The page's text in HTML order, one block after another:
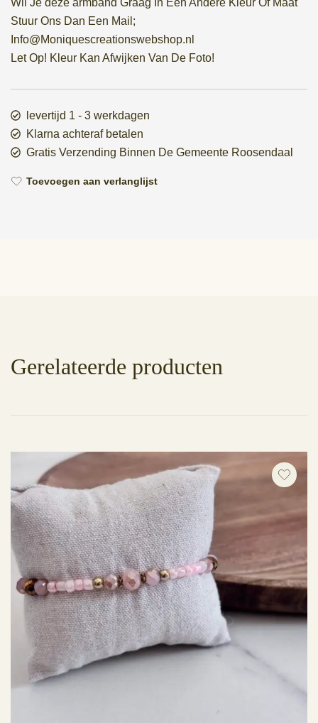
Wil Je deze armband Graag In Een Andere Kleur Of Maat
Stuur Ons Dan Een Mail;
Info@Moniquescreationswebshop.nl
Let Op! Kleur Kan Afwijken Van De Foto!
levertijd 1 - 3 werkdagen
Klarna achteraf betalen
Gratis Verzending Binnen De Gemeente Roosendaal
Toevoegen aan verlanglijst
Gerelateerde producten